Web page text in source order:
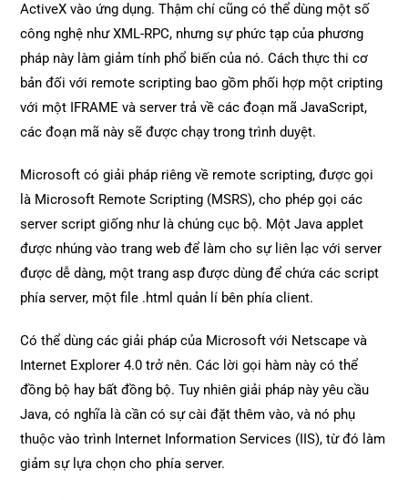
ActiveX vào ứng dụng. Thậm chí cũng có thể dùng một số
công nghệ như XML-RPC, nhưng sự phức tạp của phương
pháp này làm giảm tính phổ biến của nó. Cách thực thi cơ
bản đối với remote scripting bao gồm phối hợp một cripting
với một IFRAME và server trả về các đoạn mã JavaScript,
các đoạn mã này sẽ được chạy trong trình duyệt.
Microsoft có giải pháp riêng về remote scripting, được gọi
là Microsoft Remote Scripting (MSRS), cho phép gọi các
server script giống như là chúng cục bộ. Một Java applet
được nhúng vào trang web để làm cho sự liên lạc với server
được dễ dàng, một trang asp được dùng để chứa các script
phía server, một file .html quản lí bên phía client.
Có thể dùng các giải pháp của Microsoft với Netscape và
Internet Explorer 4.0 trở nên. Các lời gọi hàm này có thể
đồng bộ hay bất đồng bộ. Tuy nhiên giải pháp này yêu cầu
Java, có nghĩa là cần có sự cài đặt thêm vào, và nó phụ
thuộc vào trình Internet Information Services (IIS), từ đó làm
giảm sự lựa chọn cho phía server.